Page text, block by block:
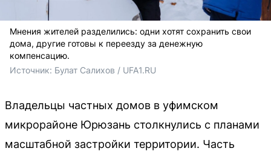
Мнения жителей разделились: одни хотят сохранить свои
дома, другие готовы к переезду за денежную
компенсацию.
Источник: Булат Салихов / UFA1.RU
Владельцы частных домов в уфимском
микрорайоне Юрюзань столкнулись с планами
масштабной застройки территории. Часть